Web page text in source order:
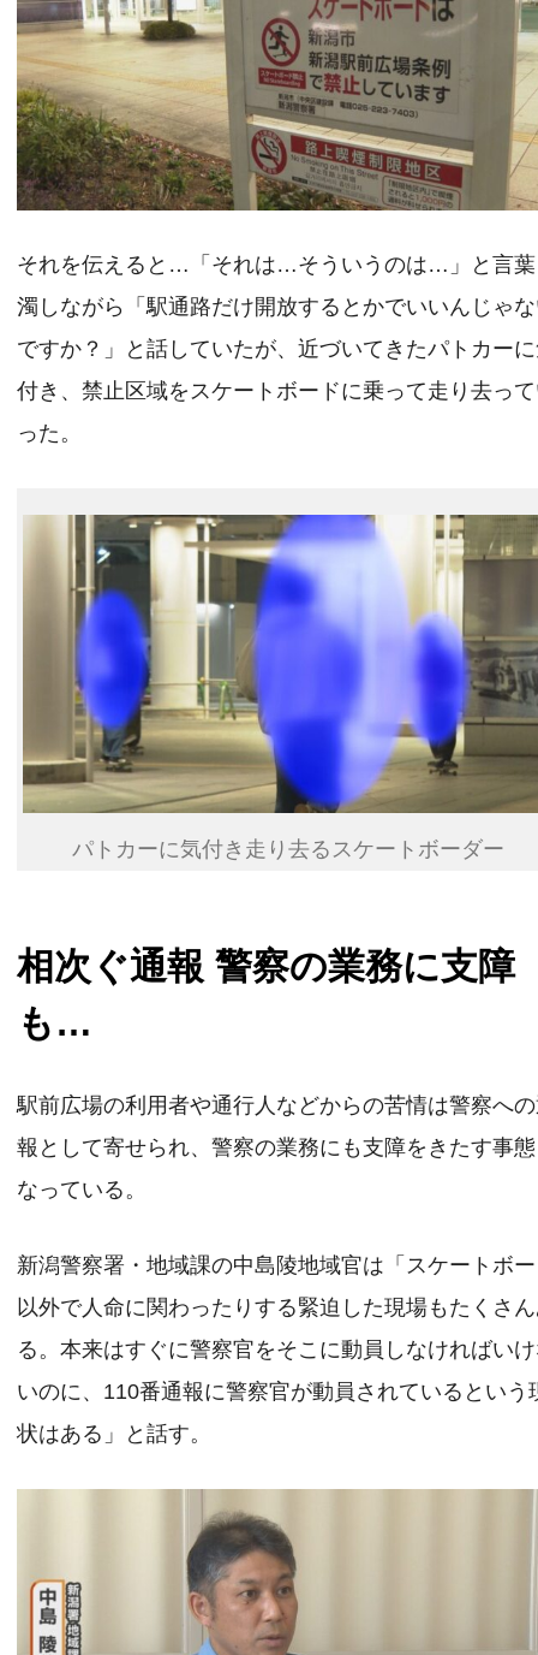
それを伝えると…「それは…そういうのは…」と言
濁しながら「駅通路だけ開放するとかでいいんじゃ
ですか？」と話していたが、近づいてきたパトカー
付き、禁止区域をスケートボードに乗って走り去っ
った。
パトカーに気付き走り去るスケートボーダー
相次ぐ通報 警察の業務に支障
も…
駅前広場の利用者や通行人などからの苦情は警察へ
報として寄せられ、警察の業務にも支障をきたす事
なっている。
新潟警察署・地域課の中島陵地域官は「スケートボ
以外で人命に関わったりする緊迫した現場もたくさ
る。本来はすぐに警察官をそこに動員しなければい
いのに、110番通報に警察官が動員されているという
状はある」と話す。